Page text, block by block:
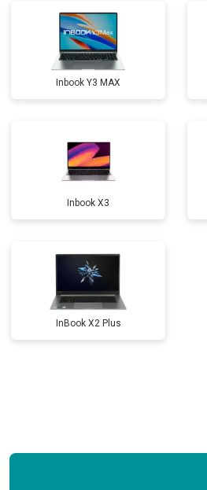
Ремонт петель
Inbook Y3 MAX
Inbook X3
InBook X2 Plus